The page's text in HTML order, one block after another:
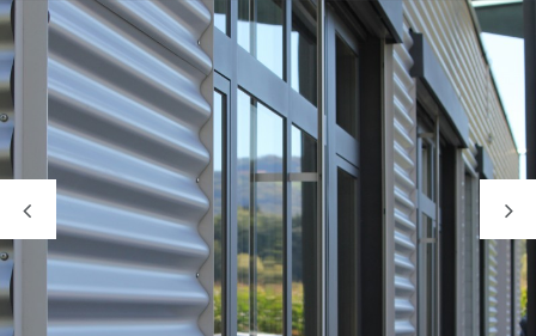
Précédent